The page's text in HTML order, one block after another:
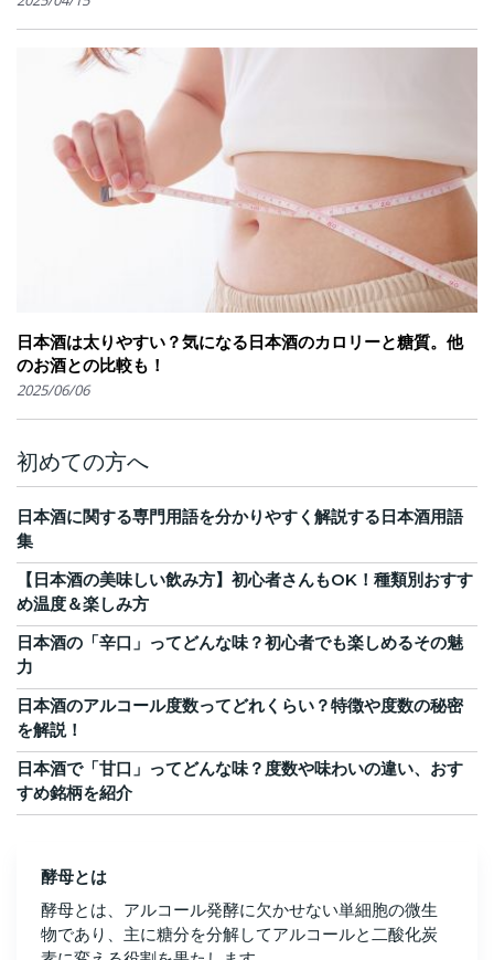
日本酒は太りやすい？気になる日本酒のカロリーと糖質。他
のお酒との比較も！
2025/06/06
初めての方へ
日本酒に関する専門用語を分かりやすく解説する日本酒用語
集
【日本酒の美味しい飲み方】初心者さんもOK！種類別おすす
め温度＆楽しみ方
日本酒の「辛口」ってどんな味？初心者でも楽しめるその魅
力
日本酒のアルコール度数ってどれくらい？特徴や度数の秘密
を解説！
日本酒で「甘口」ってどんな味？度数や味わいの違い、おす
すめ銘柄を紹介
酵母とは
酵母とは、アルコール発酵に欠かせない単細胞の微生
物であり、主に糖分を分解してアルコールと二酸化炭